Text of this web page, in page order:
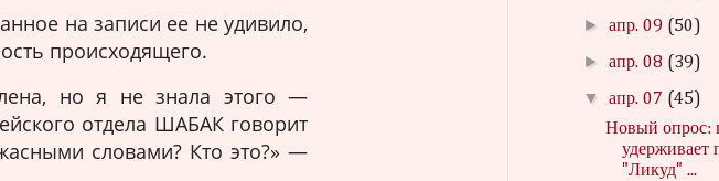
и на записи ее не удивило,
происходящего.
но я не знала этого —
отдела ШАБАК говорит
словами? Кто это?» —
►апр. 09 (50)
►апр. 08 (39)
▼апр. 07 (45)
Новый опрос:
удерживает
"Ликуд" ...